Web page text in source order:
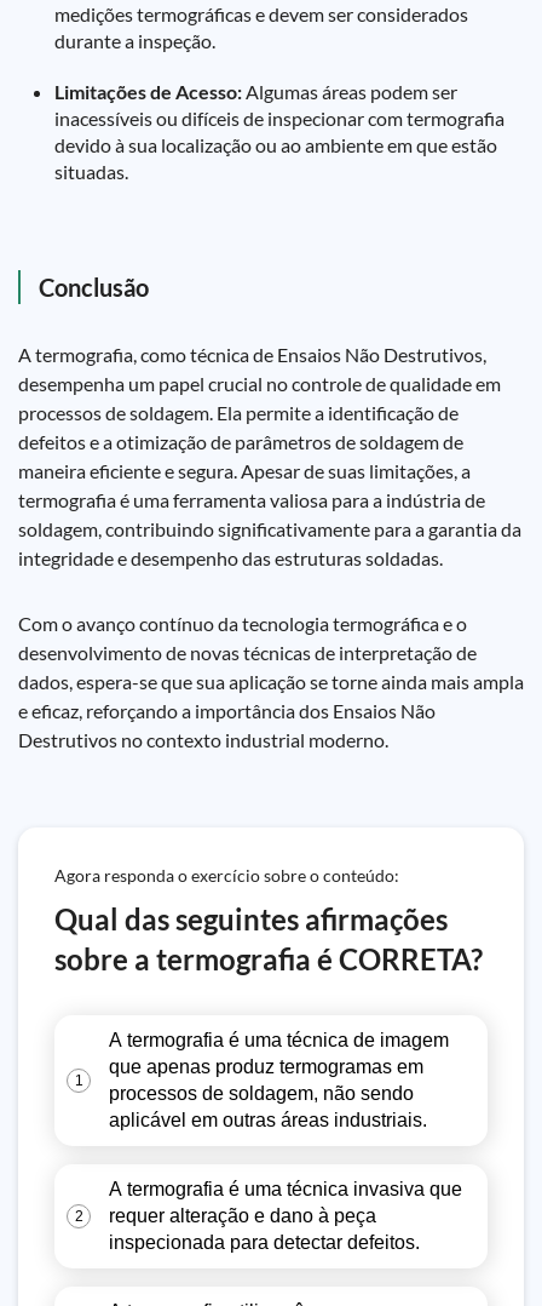
medições termográficas e devem ser considerados
durante a inspeção.
Limitações de Acesso:Algumas áreas podem ser
inacessíveis ou difíceis de inspecionar com termografia
devido à sua localização ou ao ambiente em que estão
situadas.
Conclusão
A termografia, como técnica de Ensaios Não Destrutivos,
desempenha um papel crucial no controle de qualidade em
processos de soldagem. Ela permite a identificação de
defeitos e a otimização de parâmetros de soldagem de
maneira eficiente e segura. Apesar de suas limitações, a
termografia é uma ferramenta valiosa para a indústria de
soldagem, contribuindo significativamente para a garantia da
integridade e desempenho das estruturas soldadas.
Com o avanço contínuo da tecnologia termográfica e o
desenvolvimento de novas técnicas de interpretação de
dados, espera-se que sua aplicação se torne ainda mais ampla
e eficaz, reforçando a importância dos Ensaios Não
Destrutivos no contexto industrial moderno.
Agora responda o exercício sobre o conteúdo:
Qual das seguintes afirmações
sobre a termografia é CORRETA?
1
A termografia é uma técnica de imagem
que apenas produz termogramas em
processos de soldagem, não sendo
aplicável em outras áreas industriais.
2
A termografia é uma técnica invasiva que
requer alteração e dano à peça
inspecionada para detectar defeitos.